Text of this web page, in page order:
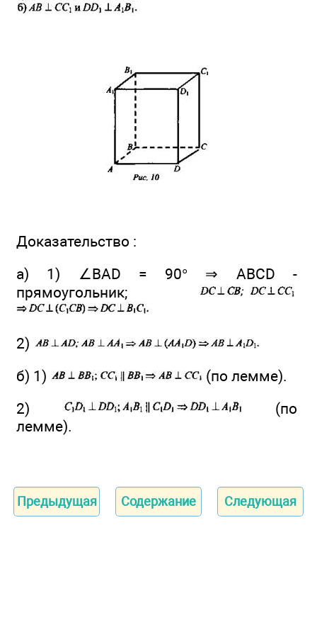
Доказательство :
а) 1) ∠BAD = 90° ⇒ ABCD -
прямоугольник;
2)
б) 1)
(по лемме).
2)
(по
лемме).
Предыдущая Содержание Следующая